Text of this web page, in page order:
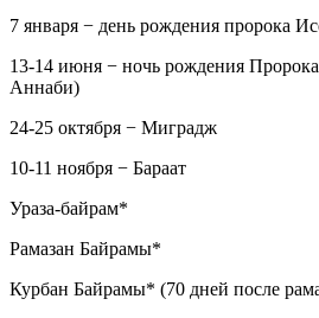
7 января − день рождения пророка
13-14 июня − ночь рождения
Аннаби)
24-25 октября − Миградж
10-11 ноября − Бараат
Ураза-байрам*
Рамазан Байрамы*
Курбан Байрамы* (70 дней после